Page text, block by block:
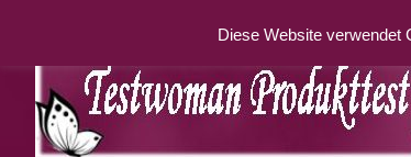
springen
Diese Website verwendet